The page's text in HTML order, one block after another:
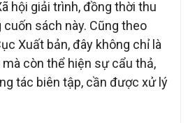
hội giải trình, đồng thời thu
cuốn sách này. Cũng theo
Xuất bản, đây không chỉ là
mà còn thể hiện sự cẩu thả,
tác biên tập, cần được xử lý